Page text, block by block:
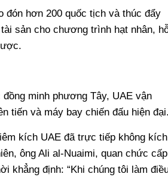
đón hơn 200 quốc tịch và thúc đẩy
sản cho chương trình hạt nhân,
minh phương Tây, UAE vận
tiến và máy bay chiến đấu hiện đại.
kích UAE đã trực tiếp không kích
ông Ali al-Nuaimi, quan chức cấp
khẳng định: “Khi chúng tôi làm